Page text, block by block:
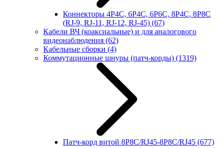
Коннекторы 4P4C, 6P4C, 6P6C, 8P4C, 8P8C
(RJ-9, RJ-11, RJ-12, RJ-45) (67)
Кабели ВЧ (коаксиальные) и для аналогового
видеонаблюдения (62)
Кабельные сборки (4)
Коммутационные шнуры (патч-корды) (1319)
Патч-корд витой 8P8C/RJ45-8P8C/RJ45 (677)